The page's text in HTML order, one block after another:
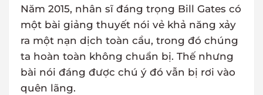
Năm 2015, nhân sĩ đáng trọng Bill Gates có
một bài giảng thuyết nói vẻ khả năng xảy
ra một nạn dịch toàn cầu, trong đó chúng
ta hoàn toàn không chuẩn bị. Thế nhưng
bài nói đáng được chú ý đó vẫn bị rơi vào
quên lãng.